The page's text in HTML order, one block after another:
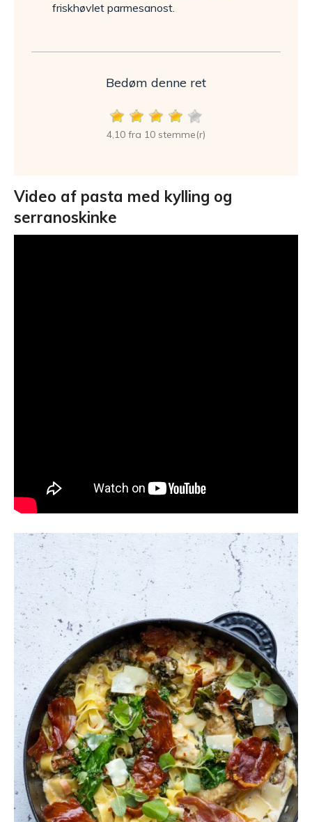
friskhøvlet parmesanost.
Bedøm denne ret
4,10 fra 10 stemme(r)
Video af pasta med kylling og
serranoskinke